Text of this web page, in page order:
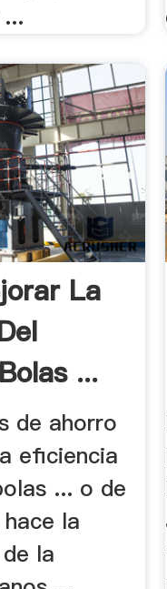
La
...
de ahorro
eficiencia
... o de
la
la